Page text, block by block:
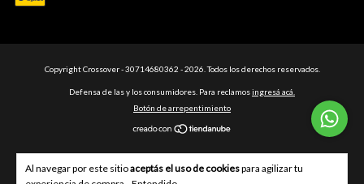
Al navegar por este sitioaceptás el uso de cookiespara agilizar tu
Copyright Crossover - 30714680362 - 2026. Todos los derechos reservados.
Defensa de las y los consumidores. Para reclamosingresá acá.
Botón de arrepentimiento